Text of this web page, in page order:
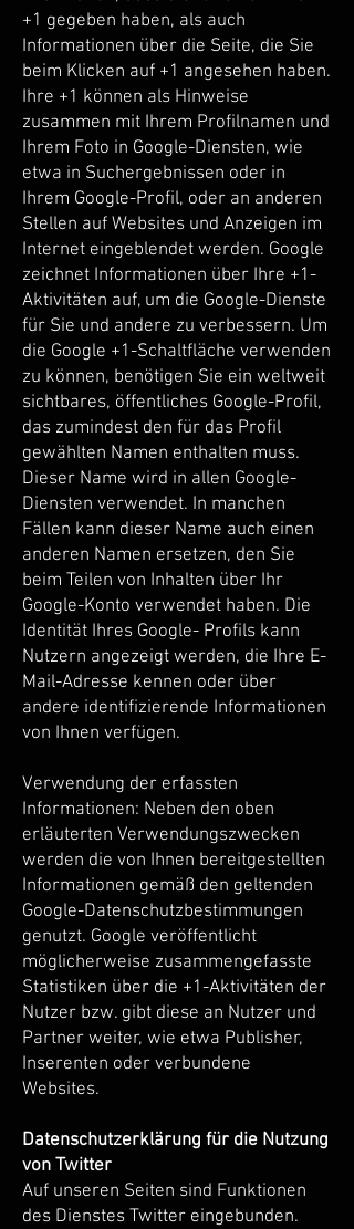
+1 gegeben haben, als auch
Informationen über die Seite, die Sie
beim Klicken auf +1 angesehen haben.
Ihre +1 können als Hinweise
zusammen mit Ihrem Profilnamen und
Ihrem Foto in Google-Diensten, wie
etwa in Suchergebnissen oder in
Ihrem Google-Profil, oder an anderen
Stellen auf Websites und Anzeigen im
Internet eingeblendet werden. Google
zeichnet Informationen über Ihre +1-
Aktivitäten auf, um die Google-Dienste
für Sie und andere zu verbessern. Um
die Google +1-Schaltfläche verwenden
zu können, benötigen Sie ein weltweit
sichtbares, öffentliches Google-Profil,
das zumindest den für das Profil
gewählten Namen enthalten muss.
Dieser Name wird in allen Google-
Diensten verwendet. In manchen
Fällen kann dieser Name auch einen
anderen Namen ersetzen, den Sie
beim Teilen von Inhalten über Ihr
Google-Konto verwendet haben. Die
Identität Ihres Google- Profils kann
Nutzern angezeigt werden, die Ihre E-
Mail-Adresse kennen oder über
andere identifizierende Informationen
von Ihnen verfügen.
Verwendung der erfassten
Informationen: Neben den oben
erläuterten Verwendungszwecken
werden die von Ihnen bereitgestellten
Informationen gemäß den geltenden
Google-Datenschutzbestimmungen
genutzt. Google veröffentlicht
möglicherweise zusammengefasste
Statistiken über die +1-Aktivitäten der
Nutzer bzw. gibt diese an Nutzer und
Partner weiter, wie etwa Publisher,
Inserenten oder verbundene
Websites.
Datenschutzerklärung für die Nutzung
von Twitter
Auf unseren Seiten sind Funktionen
des Dienstes Twitter eingebunden.